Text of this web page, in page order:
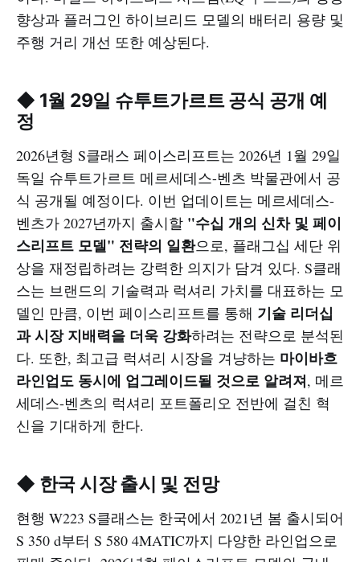
향상과 플러그인 하이브리드 모델의 배터리 용량 및
주행 거리 개선 또한 예상된다.
◆ 1월 29일 슈투트가르트 공식 공개 예
정
2026년형 S클래스 페이스리프트는 2026년 1월 29일
독일 슈투트가르트 메르세데스-벤츠 박물관에서 공
식 공개될 예정이다. 이번 업데이트는 메르세데스-
벤츠가 2027년까지 출시할 "수십 개의 신차 및 페이
스리프트 모델" 전략의 일환으로, 플래그십 세단 위
상을 재정립하려는 강력한 의지가 담겨 있다. S클래
스는 브랜드의 기술력과 럭셔리 가치를 대표하는 모
델인 만큼, 이번 페이스리프트를 통해 기술 리더십
과 시장 지배력을 더욱 강화하려는 전략으로 분석된
다. 또한, 최고급 럭셔리 시장을 겨냥하는 마이바흐
라인업도 동시에 업그레이드될 것으로 알려져, 메르
세데스-벤츠의 럭셔리 포트폴리오 전반에 걸친 혁
신을 기대하게 한다.
◆ 한국 시장 출시 및 전망
현행 W223 S클래스는 한국에서 2021년 봄 출시되어
S 350 d부터 S 580 4MATIC까지 다양한 라인업으로